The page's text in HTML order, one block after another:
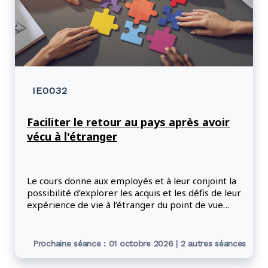
tous les employés du Ministère et offre une vue
d’ensemble des concepts de compétence
interculturelle et d’efficacité interculturelle et de
ce que signifie être une personne efficace sur le
plan interculturel.
IE0032
Faciliter le retour au pays après avoir
vécu à l'étranger
Le cours donne aux employés et à leur conjoint la
possibilité d’explorer les acquis et les défis de leur
expérience de vie à l’étranger du point de vue
réinté
Prochaine séance : 01 octobre 2026 | 2 autres séances